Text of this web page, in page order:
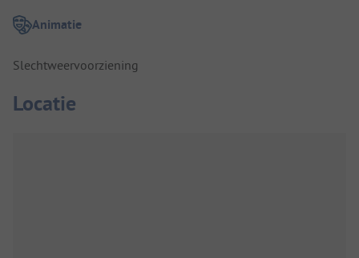
Animatie
Slechtweervoorziening
Locatie